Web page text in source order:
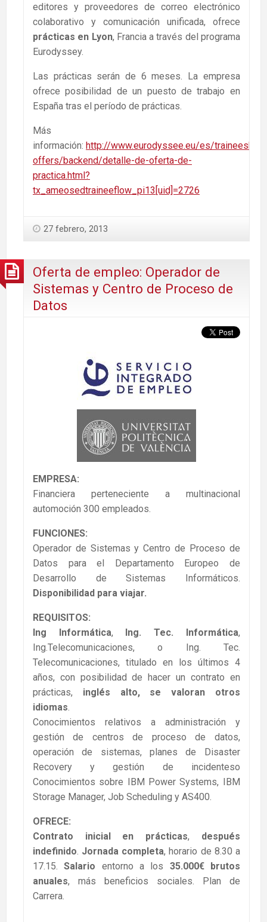
editores y proveedores de correo electrónico
colaborativo y comunicación unificada, ofrece
prácticas en Lyon, Francia a través del programa
Eurodyssey.
Las prácticas serán de 6 meses. La empresa
ofrece posibilidad de un puesto de trabajo en
España tras el período de prácticas.
Más
información: http://www.eurodyssee.eu/es/traineeship-
offers/backend/detalle-de-oferta-de-
practica.html?
tx_ameosedtraineeflow_pi13[uid]=2726
27 febrero, 2013
Oferta de empleo: Operador de
Sistemas y Centro de Proceso de
Datos
EMPRESA:
Financiera perteneciente a multinacional
automoción 300 empleados.
FUNCIONES:
Operador de Sistemas y Centro de Proceso de
Datos para el Departamento Europeo de
Desarrollo de Sistemas Informáticos.
Disponibilidad para viajar.
REQUISITOS:
Ing Informática, Ing. Tec. Informática,
Ing.Telecomunicaciones, o Ing. Tec.
Telecomunicaciones, titulado en los últimos 4
años, con posibilidad de hacer un contrato en
prácticas, inglés alto, se valoran otros
idiomas.
Conocimientos relativos a administración y
gestión de centros de proceso de datos,
operación de sistemas, planes de Disaster
Recovery y gestión de incidenteso
Conocimientos sobre IBM Power Systems, IBM
Storage Manager, Job Scheduling y AS400.
OFRECE:
Contrato inicial en prácticas, después
indefinido. Jornada completa, horario de 8.30 a
17.15.Salario entorno a los 35.000€ brutos
anuales, más beneficios sociales. Plan de
Carrera.